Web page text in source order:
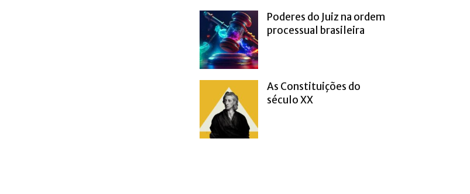
Poderes do Juiz na ordem
processual brasileira
As Constituições do
século XX